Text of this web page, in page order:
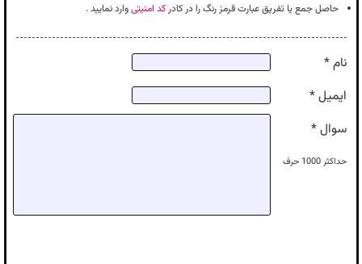
حاصل جمع یا تفریق عبارت قرمز رنگ را در کادرکد امنیتیوارد نمایید .
نام *
ایمیل *
سوال *
حداکثر1000 حرف